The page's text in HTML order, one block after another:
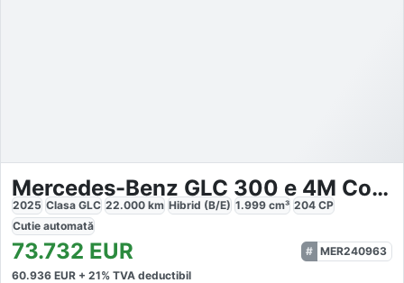
Mercedes-Benz GLC 300 e 4M Coupé AMG
2025 Clasa GLC 22.000 km Hibrid (B/E) 1.999 cm³ 204 CP
Cutie automată
73.732 EUR
MER240963
60.936 EUR + 21% TVA deductibil